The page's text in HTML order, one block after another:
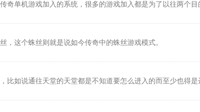
奇单机游戏加入的系统，很多的游戏加入都是为了以往两个目
，这个蛛丝则就是说如今传奇中的蛛丝游戏模式。
比如说通往天堂的天堂都是不知道要怎么进入的而至少也得是